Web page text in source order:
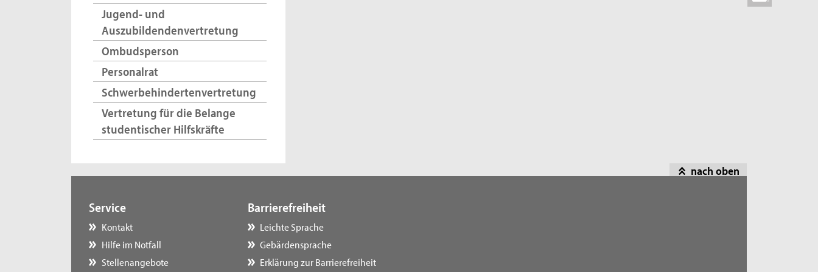
Jugend- und
Auszubildendenvertretung
Ombudsperson
Personalrat
Schwerbehindertenvertretung
Vertretung für die Belange
studentischer Hilfskräfte
nach oben
Service
Kontakt
Hilfe im Notfall
Stellenangebote
Barrierefreiheit
Leichte Sprache
Gebärdensprache
Erklärung zur Barrierefreiheit